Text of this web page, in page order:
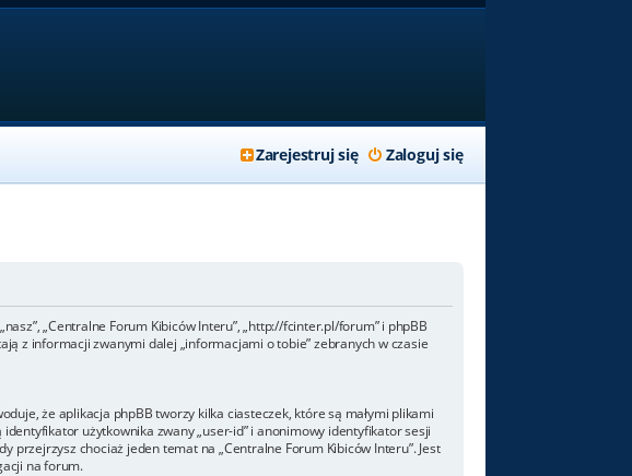
Zaloguj się
Zarejestruj się
„Centralne Forum Kibiców Interu”, „http://fcinter.pl/forum” i phpBB
z informacji zwanymi dalej „informacjami o tobie” zebranych w czasie
że aplikacja phpBB tworzy kilka ciasteczek, które są małymi plikami
użytkownika zwany „user-id” i anonimowy identyfikator sesji
przejrzysz chociaż jeden temat na „Centralne Forum Kibiców Interu”. Jest
na forum.